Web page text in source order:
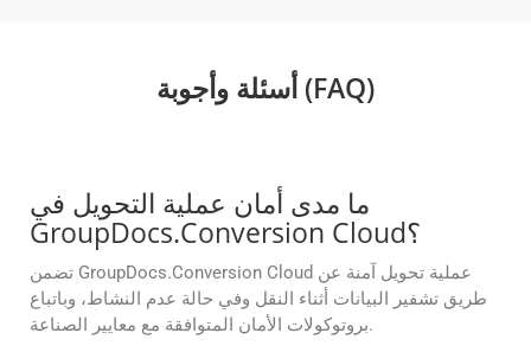
أسئلة وأجوبة (FAQ)
ما مدى أمان عملية التحويل في
GroupDocs.Conversion Cloud؟
تضمن GroupDocs.Conversion Cloud عملية تحويل آمنة عن
طريق تشفير البيانات أثناء النقل وفي حالة عدم النشاط، وباتباع
بروتوكولات الأمان المتوافقة مع معايير الصناعة.